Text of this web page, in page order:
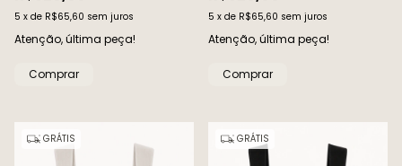
5 x de R$65,60 sem juros
Atenção, última peça!
Comprar
5 x de R$65,60 sem juros
Atenção, última peça!
Comprar
GRÁTIS GRÁTIS